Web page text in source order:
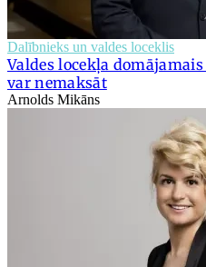
Dalībnieks un valdes loceklis
Valdes locekļa
var nemaksāt
Arnolds Mikāns